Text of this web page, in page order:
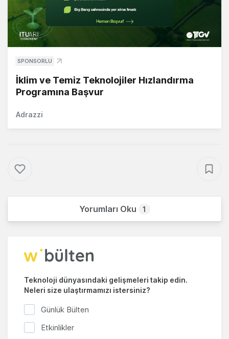
SPONSORLU
İklim ve Temiz Teknolojiler Hızlandırma
Programına Başvur
Adrazzi
Yorumları Oku 1
Teknoloji dünyasındaki gelişmeleri takip edin.
Neleri size ulaştırmamızı istersiniz?
Günlük Bülten
Etkinlikler